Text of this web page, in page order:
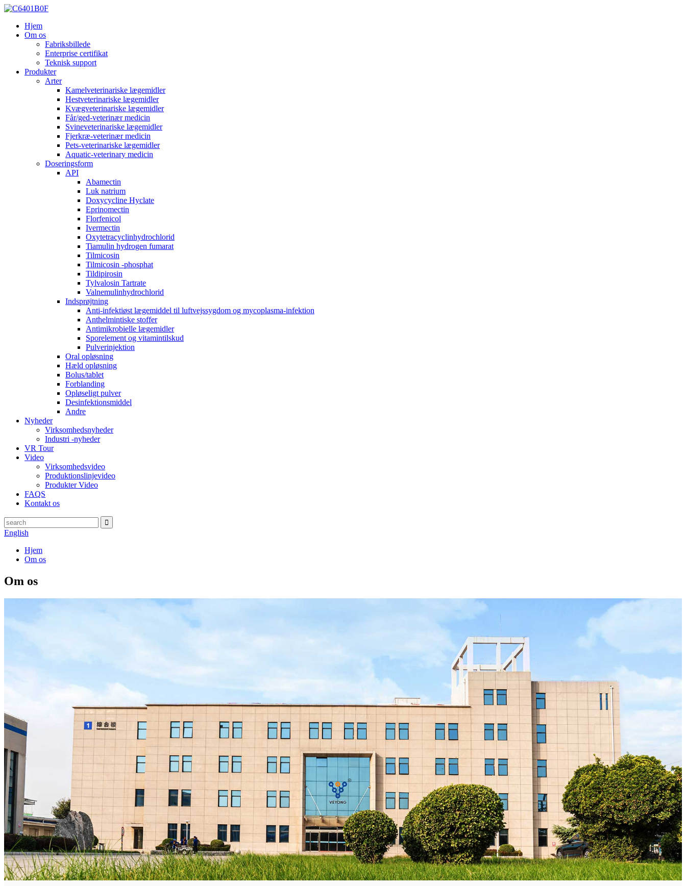
Hjem
Om os
Fabriksbillede
Enterprise certifikat
Teknisk support
Produkter
Arter
Kamelveterinariske lægemidler
Hestveterinariske lægemidler
Kvægveterinariske lægemidler
Får/ged-veterinær medicin
Svineveterinariske lægemidler
Fjerkræ-veterinær medicin
Pets-veterinariske lægemidler
Aquatic-veterinary medicin
Doseringsform
API
Abamectin
Luk natrium
Doxycycline Hyclate
Eprinomectin
Florfenicol
Ivermectin
Oxytetracyclinhydrochlorid
Tiamulin hydrogen fumarat
Tilmicosin
Tilmicosin -phosphat
Tildipirosin
Tylvalosin Tartrate
Valnemulinhydrochlorid
Indsprøjtning
Anti-infektiøst lægemiddel til luftvejssygdom og mycoplasma-infektion
Anthelmintiske stoffer
Antimikrobielle lægemidler
Sporelement og vitamintilskud
Pulverinjektion
Oral opløsning
Hæld opløsning
Bolus/tablet
Forblanding
Opløseligt pulver
Desinfektionsmiddel
Andre
Nyheder
Virksomhedsnyheder
Industri -nyheder
VR Tour
Video
Virksomhedsvideo
Produktionslinjevideo
Produkter Video
FAQS
Kontakt os
English
Hjem
Om os
Om os